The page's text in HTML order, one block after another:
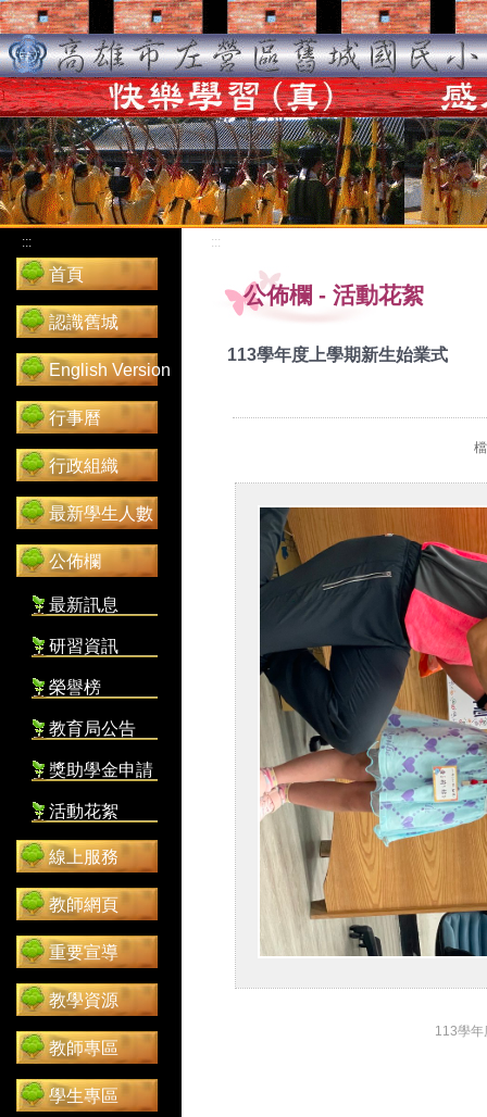
:::
首頁
認識舊城
English Version
行事曆
行政組織
最新學生人數
公佈欄
最新訊息
研習資訊
榮譽榜
教育局公告
獎助學金申請
活動花絮
線上服務
教師網頁
重要宣導
教學資源
教師專區
學生專區
:::
公佈欄 - 活動花絮
113學年度上學期新生始業式
113學年